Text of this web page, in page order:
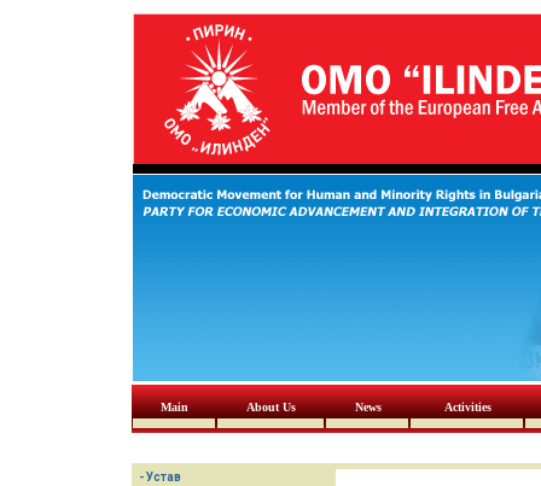
Main About Us News Activities
- Устав